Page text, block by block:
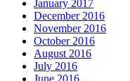
January 2017
December 2016
November 2016
October 2016
August 2016
July 2016
June 2016